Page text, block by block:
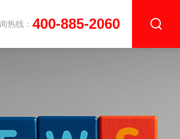
热线： 400-885-2060
级款|DZDR-AS系列